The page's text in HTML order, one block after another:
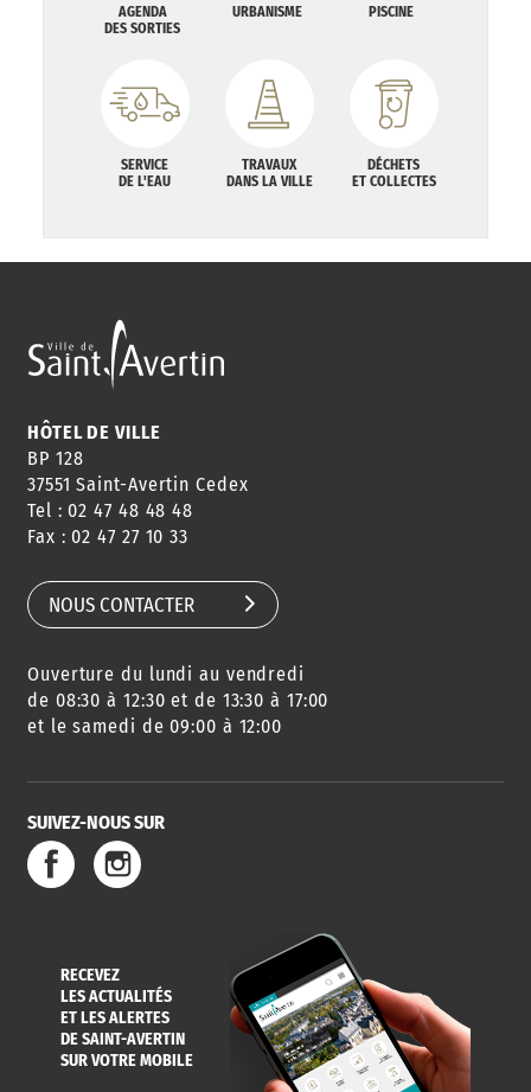
AGENDA
DES SORTIES
URBANISME PISCINE
SERVICE
DE L'EAU
TRAVAUX
DANS LA VILLE
DÉCHETS
ET COLLECTES
HÔTEL DE VILLE
BP 128
37551 Saint-Avertin Cedex
Tel : 02 47 48 48 48
Fax : 02 47 27 10 33
NOUS CONTACTER
Ouverture du lundi au vendredi
de 08:30 à 12:30 et de 13:30 à 17:00
et le samedi de 09:00 à 12:00
SUIVEZ-NOUS SUR
RECEVEZ
LES ACTUALITÉS
ET LES ALERTES
DE SAINT-AVERTIN
SUR VOTRE MOBILE